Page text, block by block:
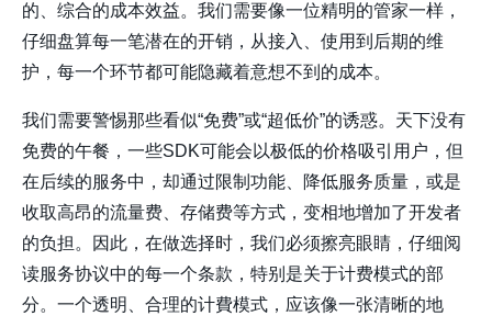
的、综合的成本效益。我们需要像一位精明的管家一样，
仔细盘算每一笔潜在的开销，从接入、使用到后期的维
护，每一个环节都可能隐藏着意想不到的成本。
我们需要警惕那些看似“免费”或“超低价”的诱惑。天下没有
免费的午餐，一些SDK可能会以极低的价格吸引用户，但
在后续的服务中，却通过限制功能、降低服务质量，或是
收取高昂的流量费、存储费等方式，变相地增加了开发者
的负担。因此，在做选择时，我们必须擦亮眼睛，仔细阅
读服务协议中的每一个条款，特别是关于计费模式的部
分。一个透明、合理的计費模式，应该像一张清晰的地